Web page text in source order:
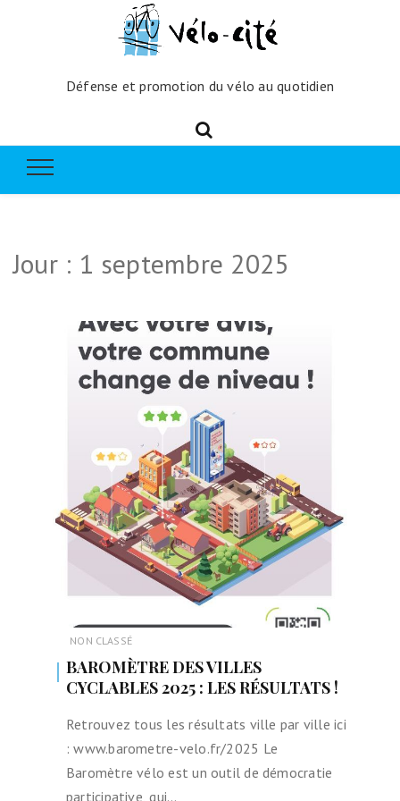
Défense et promotion du vélo au quotidien
Jour : 1 septembre 2025
NON CLASSÉ
BAROMÈTRE DES VILLES
CYCLABLES 2025 : LES RÉSULTATS !
Retrouvez tous les résultats ville par ville ici
: www.barometre-velo.fr/2025 Le
Baromètre vélo est un outil de démocratie
participative, qui…